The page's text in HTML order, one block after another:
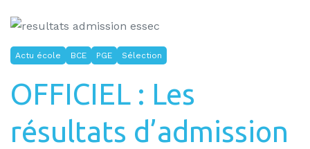
Actu école BCE PGE Sélection
OFFICIEL : Les
résultats d’admission